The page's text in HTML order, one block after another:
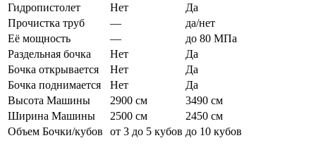
Гидропистолет
Нет
Да
Прочистка труб
—
да/нет
Её мощность
—
до 80 МПа
Раздельная бочка
Нет
Да
Бочка открывается
Нет
Да
Бочка поднимается
Нет
Да
Высота Машины
2900 см
3490 см
Ширина Машины
2500 см
2450 см
Объем Бочки/кубов
от 3 до 5 кубов до 10 кубов